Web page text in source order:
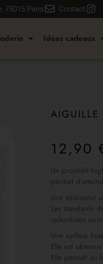
75015 Paris Contact
Idées cadeaux
12,90
Un procédé
permet
Une épaisseur
Les standards
splendides
Une surface
Elle est
Elle permet au